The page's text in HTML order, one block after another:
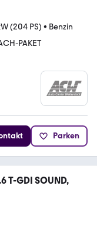
(204 PS) • Benzin
PAKET
Parken
T-GDI SOUND,